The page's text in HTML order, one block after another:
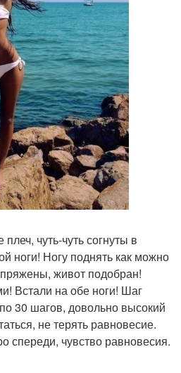
чуть-чуть согнуты в
ноги! Ногу поднять как можно
живот подобран!
Встали на обе ноги! Шаг
30 шагов, довольно высокий
не терять равновесие.
спереди, чувство равновесия.